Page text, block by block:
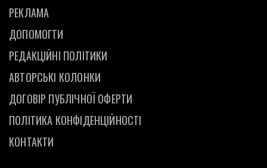
РЕКЛАМА
ДОПОМОГТИ
РЕДАКЦІЙНІ ПОЛІТИКИ
АВТОРСЬКІ КОЛОНКИ
ДОГОВІР ПУБЛІЧНОЇ ОФЕРТИ
ПОЛІТИКА КОНФІДЕНЦІЙНОСТІ
КОНТАКТИ